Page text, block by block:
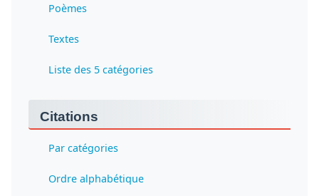
Poèmes
Textes
Liste des 5 catégories
Citations
Par catégories
Ordre alphabétique